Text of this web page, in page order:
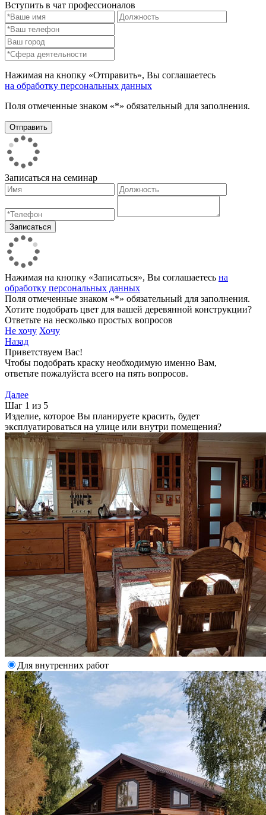
Вступить в чат профессионалов
Нажимая на кнопку «Отправить», Вы соглашаетесь
на обработку персональных данных
Поля отмеченные знаком «*» обязательный для заполнения.
Записаться на семинар
Нажимая на кнопку «Записаться», Вы соглашаетесь на
обработку персональных данных
Поля отмеченные знаком «*» обязательный для заполнения.
Хотите подобрать цвет для вашей деревянной конструкции?
Ответьте на несколько простых вопросов
Не хочу Хочу
Назад
Приветствуем Вас!
Чтобы подобрать краску необходимую именно Вам,
ответьте пожалуйста всего на пять вопросов.
Далее
Шаг 1 из 5
Изделие, которое Вы планируете красить, будет
эксплуатироваться на улице или внутри помещения?
Для внутренних работ